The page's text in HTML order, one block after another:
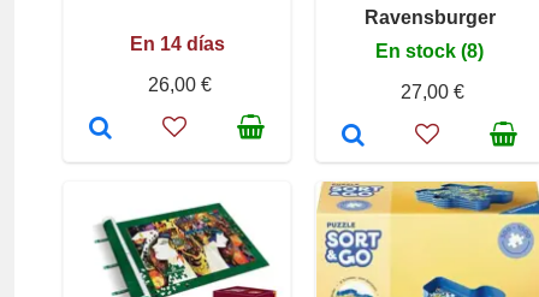
En 14 días
26,00 €
Ravensburger
En stock (8)
27,00 €